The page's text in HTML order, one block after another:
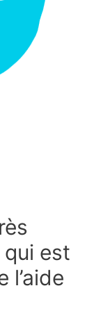
qui est
l’aide